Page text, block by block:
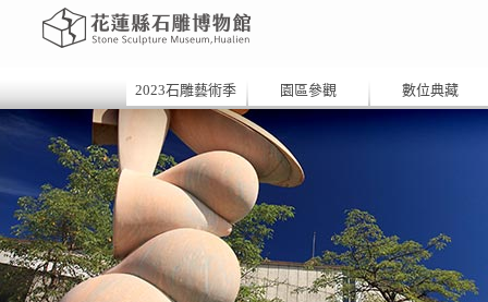
2023石雕藝術季 園區參觀 數位典藏